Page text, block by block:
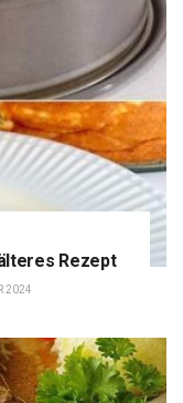
Rezept
2024